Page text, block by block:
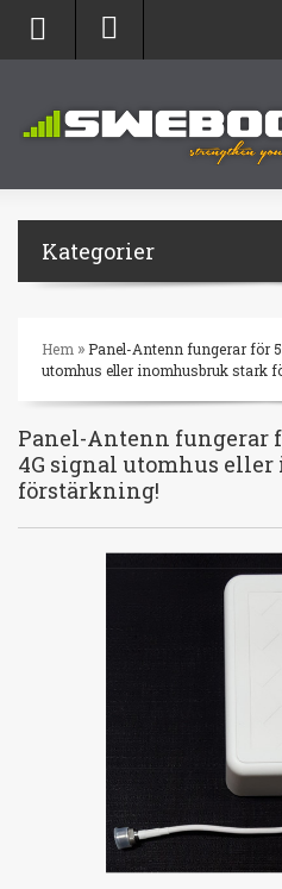
Kategorier
Hem »Panel-Antenn fungerar för
utomhus eller inomhusbruk stark
Panel-Antenn fungerar
4G signal utomhus
förstärkning!